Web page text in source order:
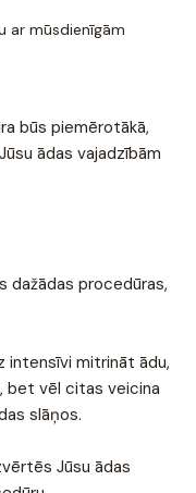
ar mūsdienīgām
būs piemērotākā,
ādas vajadzībām
dažādas procedūras,
intensīvi mitrināt ādu,
bet vēl citas veicina
slāņos.
Jūsu ādas